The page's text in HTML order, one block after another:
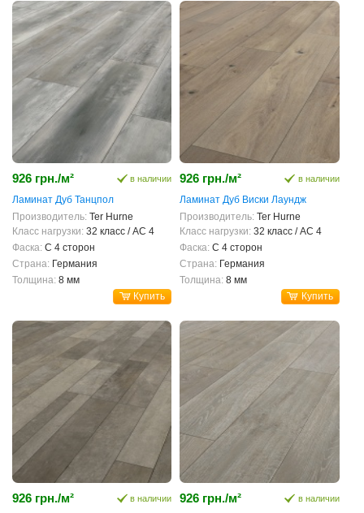
926 грн./м² в наличии
Ламинат Дуб Танцпол
Производитель: Ter Hurne
Класс нагрузки: 32 класс / AC 4
Фаска: С 4 сторон
Страна: Германия
Толщина: 8 мм
Купить
926 грн./м² в наличии
Ламинат Дуб Виски Лаундж
Производитель: Ter Hurne
Класс нагрузки: 32 класс / AC 4
Фаска: С 4 сторон
Страна: Германия
Толщина: 8 мм
Купить
926 грн./м² в наличии 926 грн./м² в наличии